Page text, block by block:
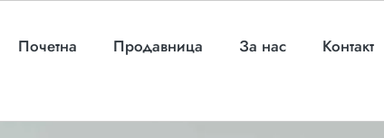
Почетна Продавница За нас Контакт